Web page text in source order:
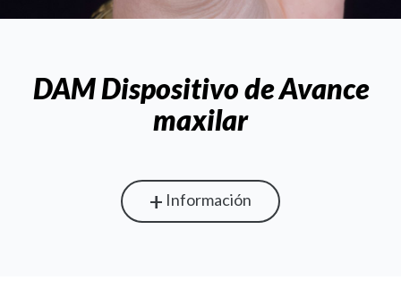
DAM Dispositivo de Avance
maxilar
+ Información